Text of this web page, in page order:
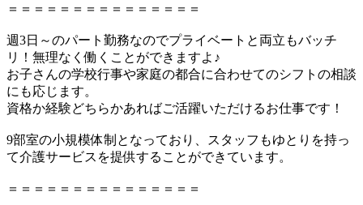
＝＝＝＝＝＝＝＝＝＝＝＝＝＝＝
週3日～のパート勤務なのでプライベートと両立もバッチ
リ！無理なく働くことができますよ♪
お子さんの学校行事や家庭の都合に合わせてのシフトの相談
にも応じます。
資格か経験どちらかあればご活躍いただけるお仕事です！
9部室の小規模体制となっており、スタッフもゆとりを持っ
て介護サービスを提供することができています。
＝＝＝＝＝＝＝＝＝＝＝＝＝＝＝